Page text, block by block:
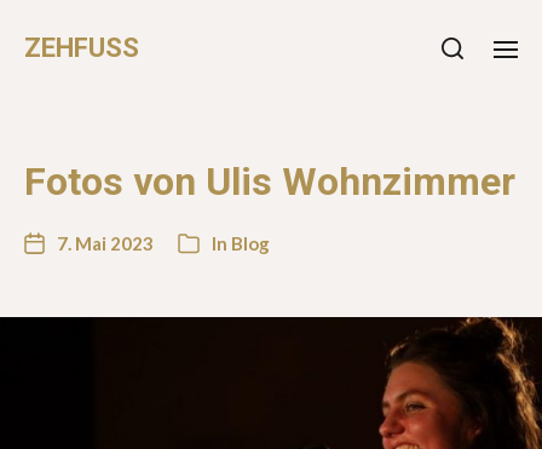
ZEHFUSS
Fotos von Ulis Wohnzimmer
7. Mai 2023 In Blog